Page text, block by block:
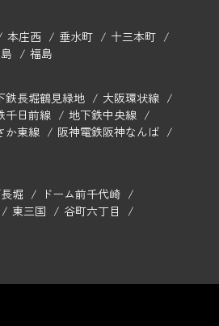
本庄西 垂水町
十三本町
福島
鉄長堀鶴見緑地
大阪環状線
千日前線
地下鉄中央線
か東線
阪神電鉄阪神なんば
堀
ドーム前千代崎
東三国
谷町六丁目